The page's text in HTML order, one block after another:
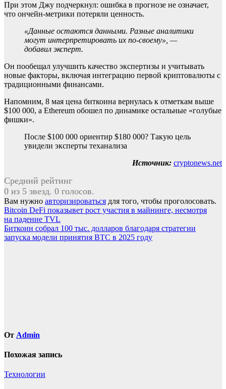
При этом Джу подчеркнул: ошибка в прогнозе не означает,
что ончейн-метрики потеряли ценность.
«Данные остаются данными. Разные аналитики
могут интерпретировать их по-своему», —
добавил эксперт.
Он пообещал улучшить качество экспертизы и учитывать
новые факторы, включая интеграцию первой криптовалюты с
традиционными финансами.
Напомним, 8 мая цена биткоина вернулась к отметкам выше
$100 000, а Ethereum обошел по динамике остальные «голубые
фишки».
После $100 000 ориентир $180 000? Такую цель
увидели эксперты теханализа
Источник: cryptonews.net
Средний рейтинг
0 из 5 звезд. 0 голосов.
Вам нужно авторизироваться для того, чтобы проголосовать.
Навигация
по
записям
Bitcoin DeFi показывет рост участия в майнинге, несмотря
на падение TVL
Биткоин собрал 100 тыс. долларов благодаря стратегии
запуска модели принятия BTC в 2025 году
От Admin
Похожая запись
Технологии